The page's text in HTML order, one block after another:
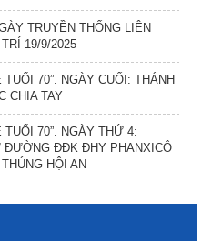
TRUYỀN THỐNG LIÊN
19/9/2025
TUỔI 70”. NGÀY CUỐI: THÁNH
CHIA TAY
TUỔI 70”. NGÀY THỨ 4:
ĐƯỜNG ĐĐK ĐHY PHANXICÔ
HỘI AN